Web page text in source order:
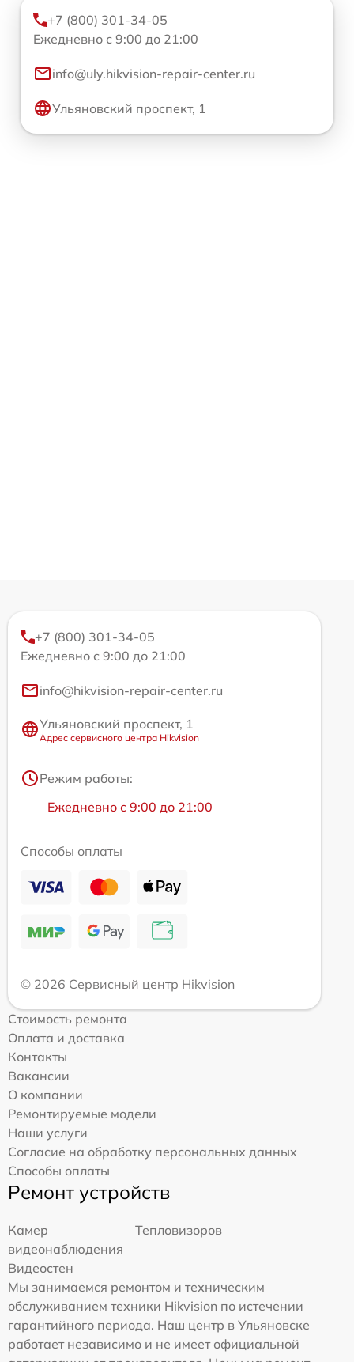
+7 (800) 301-34-05
Ежедневно с 9:00 до 21:00
info@uly.hikvision-repair-center.ru
Ульяновский проспект, 1
+7 (800) 301-34-05
Ежедневно с 9:00 до 21:00
info@hikvision-repair-center.ru
Ульяновский проспект, 1
Адрес сервисного центра Hikvision
Режим работы:
Ежедневно с 9:00 до 21:00
Способы оплаты
© 2026 Сервисный центр Hikvision
Стоимость ремонта
Оплата и доставка
Контакты
Вакансии
О компании
Ремонтируемые модели
Наши услуги
Согласие на обработку персональных данных
Способы оплаты
Ремонт устройств
Камер
видеонаблюдения
Тепловизоров
Видеостен
Мы занимаемся ремонтом и техническим
обслуживанием техники Hikvision по истечении
гарантийного периода. Наш центр в Ульяновске
работает независимо и не имеет официальной